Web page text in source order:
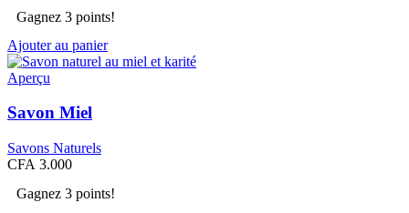
Gagnez 3 points!
Ajouter au panier
Aperçu
Savon Miel
Savons Naturels
CFA 3.000
Gagnez 3 points!